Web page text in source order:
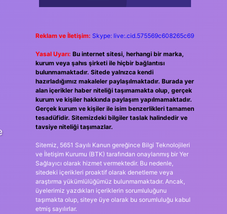
Reklam ve İletişim: Skype: live:.cid.575569c608265c69
Yasal Uyarı: Bu internet sitesi, herhangi bir marka,
kurum veya şahıs şirketi ile hiçbir bağlantısı
bulunmamaktadır. Sitede yalnızca kendi
hazırladığımız makaleler paylaşılmaktadır. Burada yer
alan içerikler haber niteliği taşımamakta olup, gerçek
kurum ve kişiler hakkında paylaşım yapılmamaktadır.
Gerçek kurum ve kişiler ile isim benzerlikleri tamamen
tesadüfidir. Sitemizdeki bilgiler taslak halindedir ve
tavsiye niteliği taşımazlar.
Sitemiz, 5651 Sayılı Kanun gereğince Bilgi Teknolojileri
ve İletişim Kurumu (BTK) tarafından onaylanmış bir Yer
Sağlayıcı olarak hizmet vermektedir. Bu nedenle,
sitedeki içerikleri proaktif olarak denetleme veya
araştırma yükümlülüğümüz bulunmamaktadır. Ancak,
üyelerimiz yazdıkları içeriklerin sorumluluğunu
taşımakta olup, siteye üye olarak bu sorumluluğu kabul
etmiş sayılırlar.